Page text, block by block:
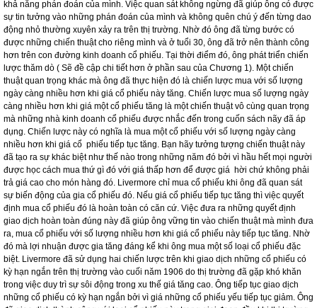
thị trường đang có hiện tượng đầu cơ giá lên. Tại thời điểm này ông cũng phát
hiện ra tầm quan trọng của thị trường chung và thấy được vai trò quan trọng phải
học và hiển thị trường nói chung làm gì và thị trường đang diễn ra như thế nào
và thị trường đang ở giai đoạn nào thay vì cố gắng đoán xem thị trường sẽ như
thế nào trong thời gian tới. Livemore không lúc nào ngừng học tập. Ông nhận
thấy rằng sai lầm lớn nhất mà một người mắc phải trên thị trường chứng khoán
là thiếu kiên nhẫn. Qua nhiều kinh nghiệm, ông đã học được cách tin tưởng vào
khả năng phán đoán của mình. Việc quan sát không ngừng đã giúp ông có được
sự tin tưởng vào những phán đoán của mình và không quên chú ý đến từng dao
động nhỏ thường xuyên xảy ra trên thị trường. Nhờ đó ông đã từng bước có
được những chiến thuật cho riêng mình và ở tuổi 30, ông đã trở nên thành công
hơn trên con đường kinh doanh cổ phiếu. Tại thời điểm đó, ông phát triển chiến
lược thăm dò ( Sẽ đề cập chi tiết hơn ở phần sau của Chương 1). Một chiến
thuật quan trọng khác mà ông đã thực hiện đó là chiến lược mua với số lượng
ngày càng nhiều hơn khi giá cổ phiếu này tăng. Chiến lược mua số lượng ngày
càng nhiều hơn khi giá một cổ phiếu tăng là một chiến thuật vô cùng quan trọng
mà những nhà kinh doanh cổ phiếu được nhắc đến trong cuốn sách nãy đã áp
dụng. Chiến lược này có nghĩa là mua một cổ phiếu với số lượng ngày càng
nhiều hơn khi giá cổ phiếu tiếp tục tăng. Bạn hãy tưởng tượng chiến thuật này
đã tạo ra sự khác biệt như thế nào trong những năm đó bởi vì hầu hết mọi người
được học cách mua thứ gì đó với giá thấp hơn để được giá hời chứ không phải
trả giá cao cho món hàng đó. Livermore chỉ mua cổ phiếu khi ông đã quan sát
sự biến động của gia cổ phiếu đó. Nếu giá cổ phiếu tiếp tục tăng thì việc quyết
định mua cổ phiếu đó là hoàn toàn có căn cứ. Việc đưa ra những quyết định